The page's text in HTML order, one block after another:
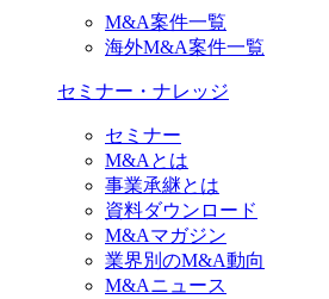
M&A案件一覧
海外M&A案件一覧
セミナー・ナレッジ
セミナー
M&Aとは
事業承継とは
資料ダウンロード
M&Aマガジン
業界別のM&A動向
M&Aニュース